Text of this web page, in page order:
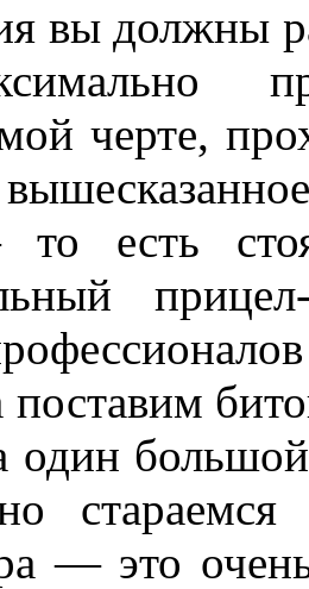
вы должны
черте,
то есть
поставим
один
— это